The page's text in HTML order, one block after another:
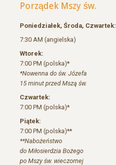
Porządek Mszy św.
Poniedziałek, Środa, Czwartek:
7:30 AM (angielska)
Wtorek:
7:00 PM (polska)*
*Nowenna do św. Józefa
15 minut przed Mszą św.
Czwartek:
7:00 PM (polska)*
Piątek:
7:00 PM (polska)**
**Nabożeństwo
do Miłosierdzia Bożego
po Mszy św. wieczornej